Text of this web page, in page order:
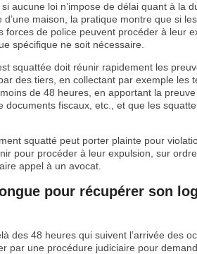
aucune loi n’impose de délai quant à la
maison, la pratique montre que si
de police peuvent procéder à leur
spécifique ne soit nécessaire.
squattée doit réunir rapidement les
des tiers, en collectant par exemple les
de 48 heures, en apportant la preuve
documents fiscaux, etc., et que les
squatté peut porter plainte pour
pour procéder à leur expulsion, sur
appel à un avocat.
pour récupérer son
des 48 heures qui suivent l’arrivée des
par une procédure judiciaire pour